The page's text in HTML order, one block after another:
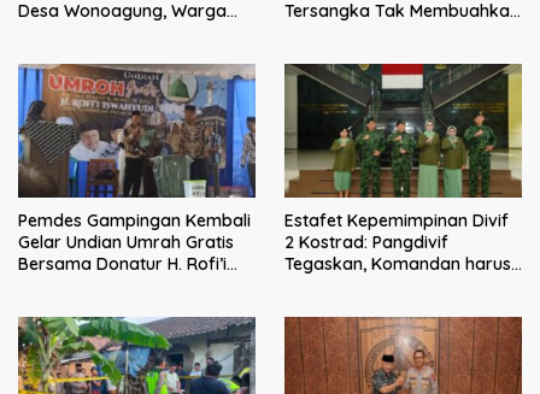
Desa Wonoagung, Warga
Tersangka Tak Membuahkan
Pemdes Gampingan Kembali
Gelar Undian Umrah Gratis
Bersama Donatur H. Rofi’i
Estafet Kepemimpinan Divif
2 Kostrad: Pangdivif
Tegaskan, Komandan harus